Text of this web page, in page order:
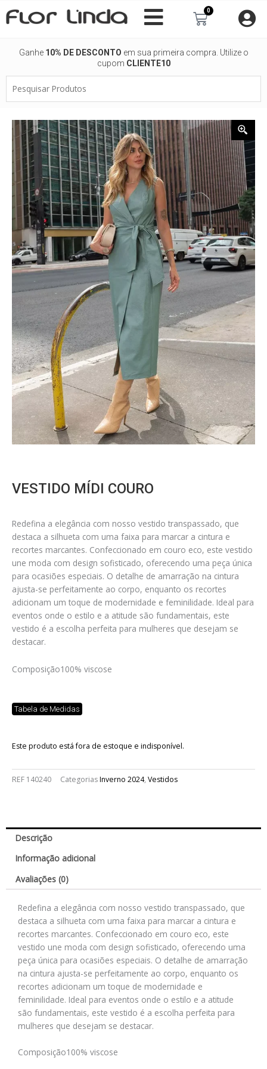
para
0
Carrinho
Ganhe 10% DE DESCONTO em sua primeira compra. Utilize o
cupom CLIENTE10
Produtos
VESTIDO MÍDI COURO
Redefina a elegância com nosso vestido transpassado, que
destaca a silhueta com uma faixa para marcar a cintura e
recortes marcantes. Confeccionado em couro eco, este vestido
une moda com design sofisticado, oferecendo uma peça única
para ocasiões especiais. O detalhe de amarração na cintura
ajusta-se perfeitamente ao corpo, enquanto os recortes
adicionam um toque de modernidade e feminilidade. Ideal para
eventos onde o estilo e a atitude são fundamentais, este
vestido é a escolha perfeita para mulheres que desejam se
destacar.
Composição100% viscose
Tabela de Medidas
Este produto está fora de estoque e indisponível.
REF 140240 CategoriasInverno 2024, Vestidos
Descrição
Informação adicional
Avaliações (0)
Redefina a elegância com nosso vestido transpassado, que
destaca a silhueta com uma faixa para marcar a cintura e
recortes marcantes. Confeccionado em couro eco, este
vestido une moda com design sofisticado, oferecendo uma
peça única para ocasiões especiais. O detalhe de amarração
na cintura ajusta-se perfeitamente ao corpo, enquanto os
recortes adicionam um toque de modernidade e
feminilidade. Ideal para eventos onde o estilo e a atitude
são fundamentais, este vestido é a escolha perfeita para
mulheres que desejam se destacar.
Composição100% viscose